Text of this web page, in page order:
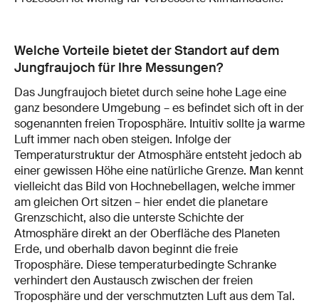
Welche Vorteile bietet der Standort auf dem
Jungfraujoch für Ihre Messungen?
Das Jungfraujoch bietet durch seine hohe Lage eine
ganz besondere Umgebung – es befindet sich oft in der
sogenannten freien Troposphäre. Intuitiv sollte ja warme
Luft immer nach oben steigen. Infolge der
Temperaturstruktur der Atmosphäre entsteht jedoch ab
einer gewissen Höhe eine natürliche Grenze. Man kennt
vielleicht das Bild von Hochnebellagen, welche immer
am gleichen Ort sitzen – hier endet die planetare
Grenzschicht, also die unterste Schichte der
Atmosphäre direkt an der Oberfläche des Planeten
Erde, und oberhalb davon beginnt die freie
Troposphäre. Diese temperaturbedingte Schranke
verhindert den Austausch zwischen der freien
Troposphäre und der verschmutzten Luft aus dem Tal.